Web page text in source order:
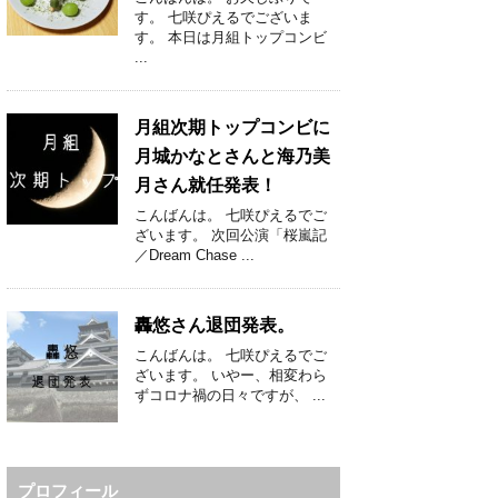
す。 七咲ぴえるでございま
す。 本日は月組トップコンビ
...
月組次期トップコンビに
月城かなとさんと海乃美
月さん就任発表！
こんばんは。 七咲ぴえるでご
ざいます。 次回公演「桜嵐記
／Dream Chase ...
轟悠さん退団発表。
こんばんは。 七咲ぴえるでご
ざいます。 いやー、相変わら
ずコロナ禍の日々ですが、 ...
プロフィール